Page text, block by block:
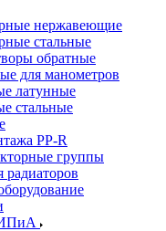
нержавеющие
стальные
обратные
для манометров
латунные
стальные
PP-R
группы